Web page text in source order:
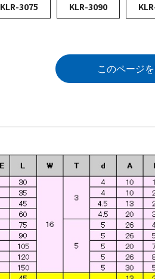
KLR-3075 KLR-3090
このページ